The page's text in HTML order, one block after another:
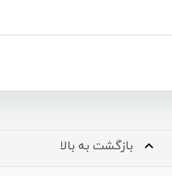
بازگشت به بالا